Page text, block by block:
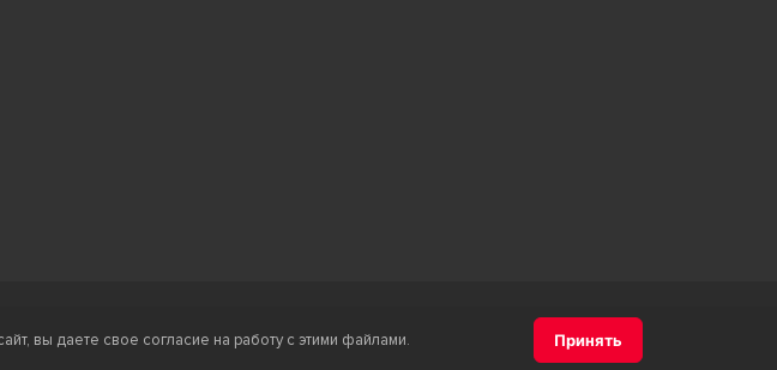
Ⓒ Правообладателем товарного знака "Терра" является ООО "Атлас-НТС"
вы даете свое согласие на работу с этими файлами. Принять